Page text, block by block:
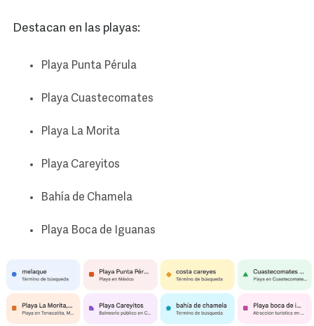
Destacan en las playas:
Playa Punta Pérula
Playa Cuastecomates
Playa La Morita
Playa Careyitos
Bahía de Chamela
Playa Boca de Iguanas